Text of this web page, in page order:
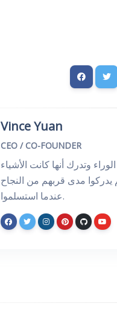
Vince Yuan
CEO / CO-FOUNDER
وتدرك أنها كانت الأشياء
مدى قربهم من النجاح
عندما استسلموا.